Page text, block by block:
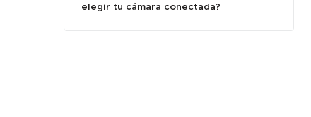
elegir tu cámara conectada?